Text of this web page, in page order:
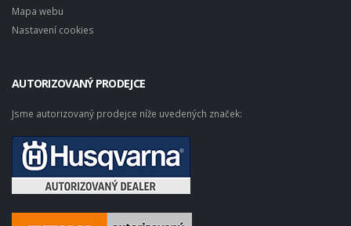
Mapa webu
Nastavení cookies
AUTORIZOVANÝ PRODEJCE
Jsme autorizovaný prodejce níže uvedených značek: